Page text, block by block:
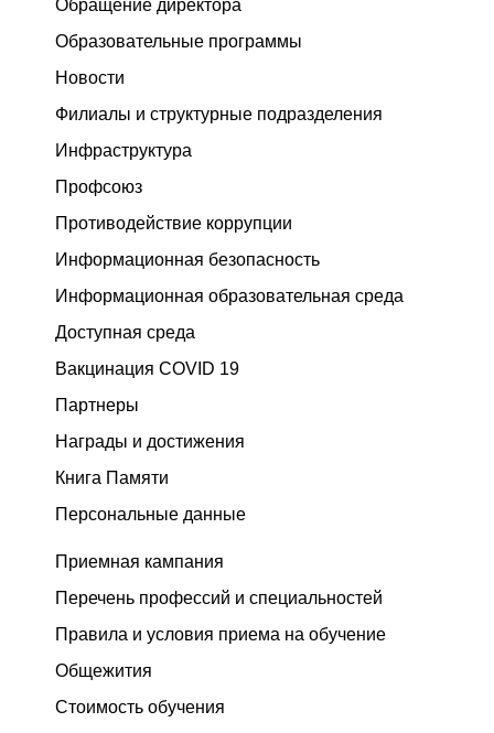
Обращение директора
Образовательные программы
Новости
Филиалы и структурные подразделения
Инфраструктура
Профсоюз
Противодействие коррупции
Информационная безопасность
Информационная образовательная среда
Доступная среда
Вакцинация COVID 19
Партнеры
Награды и достижения
Книга Памяти
Персональные данные
Приемная кампания
Перечень профессий и специальностей
Правила и условия приема на обучение
Общежития
Стоимость обучения